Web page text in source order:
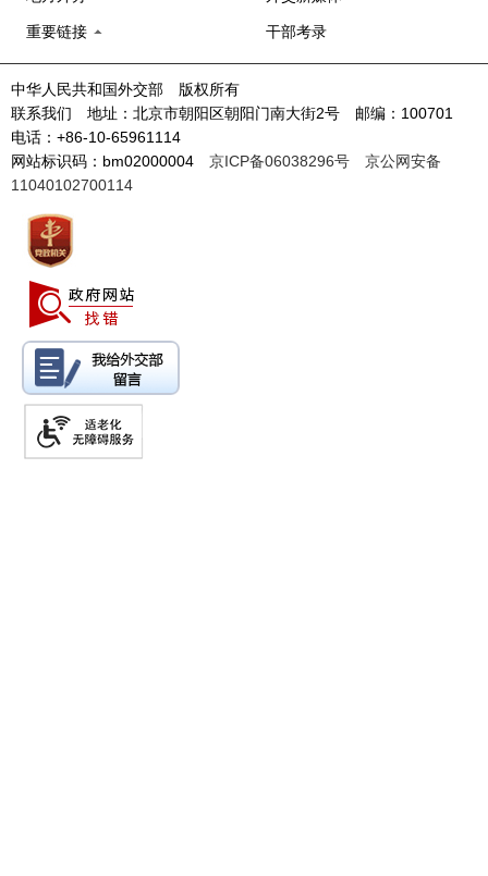
重要链接 干部考录
中华人民共和国外交部 版权所有
联系我们 地址：北京市朝阳区朝阳门南大街2号 邮编：100701
电话：+86-10-65961114
网站标识码：bm02000004 京ICP备06038296号
京公网安备
11040102700114